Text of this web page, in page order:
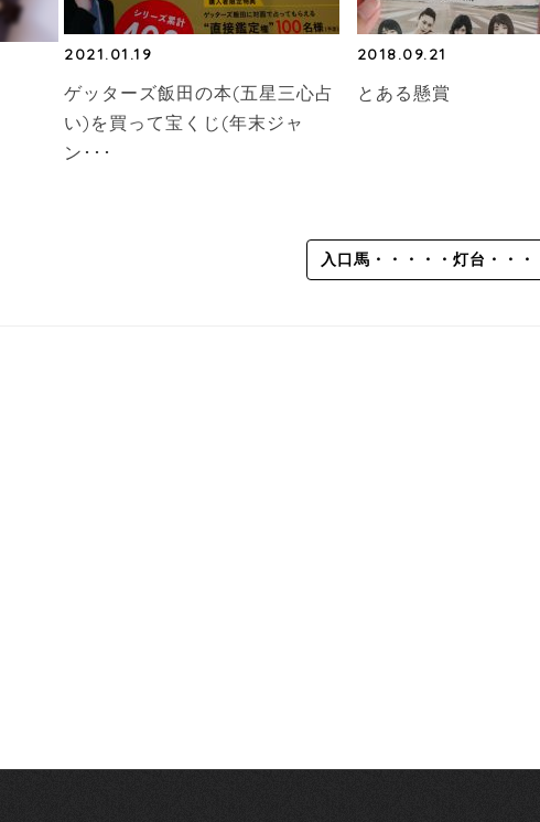
2021.01.19
ゲッターズ飯田の本(五星三心占
い)を買って宝くじ(年末ジャ
ン･･･
2018.09.21
とある懸賞
入口馬・・・・・灯台・・・